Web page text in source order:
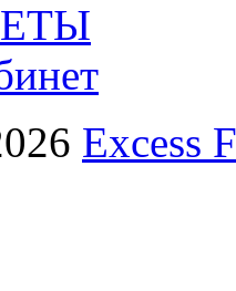
Excess